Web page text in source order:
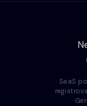
SaaS